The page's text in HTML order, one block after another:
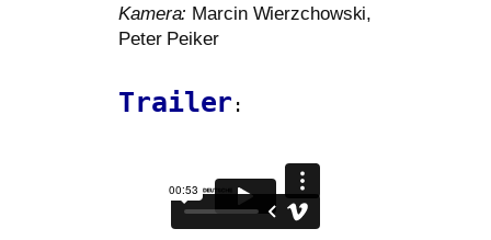
Kamera: Marcin Wierzchowski,
Peter Peiker
Trailer :